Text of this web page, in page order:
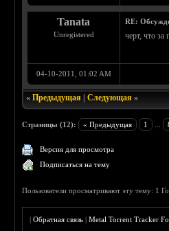
Tanata
Unregistered
RE:
черт, что
04-10-2011, 01:02 AM
«Предыдущая |Следующая »
Страницы (12): « Предыдущая 1
Версия для просмотра
Подписаться на тему
Пользователи просматривают эту тему: 1
|Обратная связь |Metal Torrent Tracker